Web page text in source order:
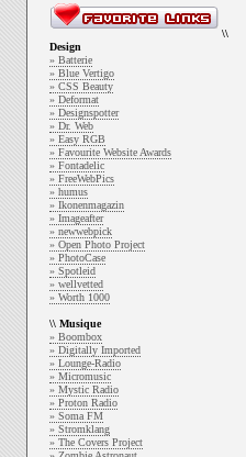
\\
Design
» Batterie
» Blue Vertigo
» CSS Beauty
» Deformat
» Designspotter
» Dr. Web
» Easy RGB
» Favourite Website Awards
» Fontadelic
» FreeWebPics
» humus
» Ikonenmagazin
» Imageafter
» newwebpick
» Open Photo Project
» PhotoCase
» Spotleid
» wellvetted
» Worth 1000
\\ Musique
» Boombox
» Digitally Imported
» Lounge-Radio
» Micromusic
» Mystic Radio
» Proton Radio
» Soma FM
» Stromklang
» The Covers Project